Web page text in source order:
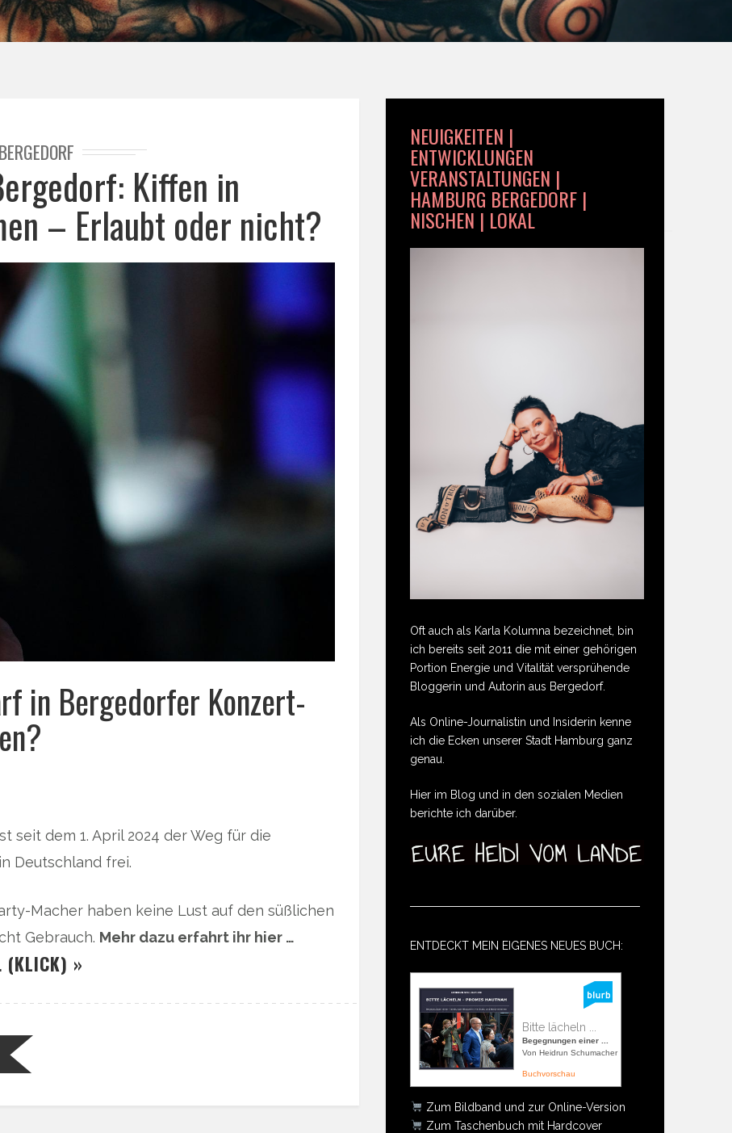
BERGEDORF
Kiffen in
– Erlaubt oder nicht?
in Bergedorfer Konzert-
seit dem 1. April 2024 der Weg für die
Deutschland frei.
Macher haben keine Lust auf den süßlichen
Gebrauch. Mehr dazu erfahrt ihr hier …
(KLICK) »
NEUIGKEITEN |
ENTWICKLUNGEN
VERANSTALTUNGEN |
HAMBURG BERGEDORF |
NISCHEN | LOKAL
Oft auch als Karla Kolumna bezeichnet, bin
ich bereits seit 2011 die mit einer gehörigen
Portion Energie und Vitalität versprühende
Bloggerin und Autorin aus Bergedorf.
Als Online-Journalistin und Insiderin kenne
ich die Ecken unserer Stadt Hamburg ganz
genau.
Hier im Blog und in den sozialen Medien
berichte ich darüber.
ENTDECKT MEIN EIGENES NEUES BUCH:
Bitte lächeln ...
Begegnungen einer ...
Von Heidrun Schumacher
Buchvorschau
Zum Bildband und zur Online-Version
Zum Taschenbuch mit Hardcover